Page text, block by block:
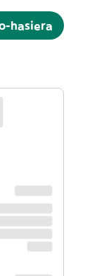
hasiera